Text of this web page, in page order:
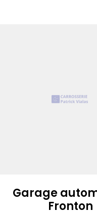
Garage
Fronton